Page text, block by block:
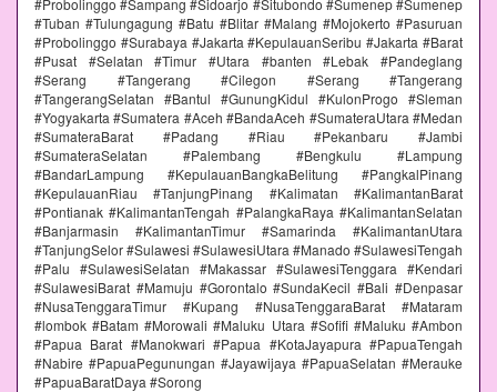
#Tuban #Tulungagung #Batu #Blitar #Malang #Mojokerto #Pasuruan
#Probolinggo #Surabaya #Jakarta #KepulauanSeribu #Jakarta #Barat
#Pusat #Selatan #Timur #Utara #banten #Lebak #Pandeglang
#Serang #Tangerang #Cilegon #Serang #Tangerang
#TangerangSelatan #Bantul #GunungKidul #KulonProgo #Sleman
#Yogyakarta #Sumatera #Aceh #BandaAceh #SumateraUtara #Medan
#SumateraBarat #Padang #Riau #Pekanbaru #Jambi
#SumateraSelatan #Palembang #Bengkulu #Lampung
#BandarLampung #KepulauanBangkaBelitung #PangkalPinang
#KepulauanRiau #TanjungPinang #Kalimatan #KalimantanBarat
#Pontianak #KalimantanTengah #PalangkaRaya #KalimantanSelatan
#Banjarmasin #KalimantanTimur #Samarinda #KalimantanUtara
#TanjungSelor #Sulawesi #SulawesiUtara #Manado #SulawesiTengah
#Palu #SulawesiSelatan #Makassar #SulawesiTenggara #Kendari
#SulawesiBarat #Mamuju #Gorontalo #SundaKecil #Bali #Denpasar
#NusaTenggaraTimur #Kupang #NusaTenggaraBarat #Mataram
#lombok #Batam #Morowali #Maluku Utara #Sofifi #Maluku #Ambon
#Papua Barat #Manokwari #Papua #KotaJayapura #PapuaTengah
#Nabire #PapuaPegunungan #Jayawijaya #PapuaSelatan #Merauke
#PapuaBaratDaya #Sorong